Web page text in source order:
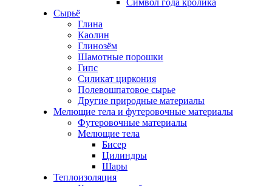
Символ года кролика
Сырьё
Глина
Каолин
Глинозём
Шамотные порошки
Гипс
Силикат циркония
Полевошпатовое сырье
Другие природные материалы
Мелющие тела и футеровочные материалы
Футеровочные материалы
Мелющие тела
Бисер
Цилиндры
Шары
Теплоизоляция